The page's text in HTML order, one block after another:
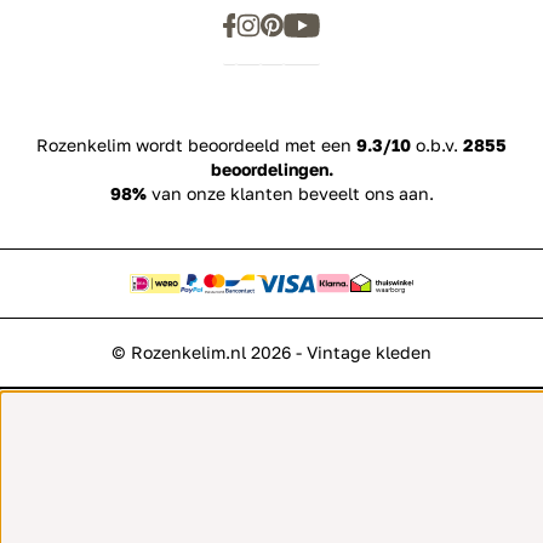
Rozenkelim wordt beoordeeld met een 9.3/10 o.b.v. 2855
beoordelingen.
98%van onze klanten beveelt ons aan.
© Rozenkelim.nl 2026 - Vintage kleden